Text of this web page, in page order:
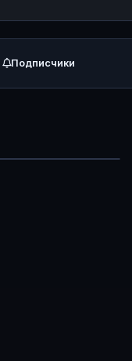
Подписчики